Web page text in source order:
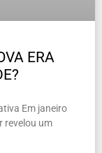
ERA
Em janeiro
revelou um